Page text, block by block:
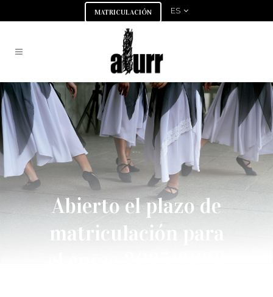
MATRICULACIÓN ES
Abierto el plazo de
matriculación para